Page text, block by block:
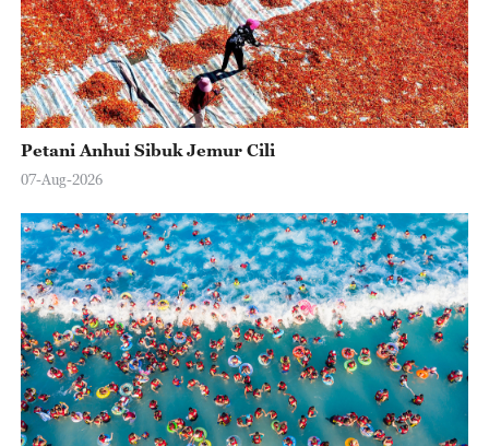
Petani Anhui Sibuk Jemur Cili
07-Aug-2026